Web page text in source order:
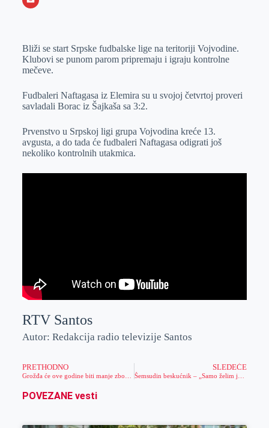
e
r
I
n
s
A
p
a
i
Bliži se start Srpske fudbalske lige na teritoriji Vojvodine.
Klubovi se punom parom pripremaju i igraju kontrolne
mečeve.
Fudbaleri Naftagasa iz Elemira su u svojoj četvrtoj proveri
savladali Borac iz Šajkaša sa 3:2.
Prvenstvo u Srpskoj ligi grupa Vojvodina kreće 13.
avgusta, a do tada će fudbaleri Naftagasa odigrati još
nekoliko kontrolnih utakmica.
RTV Santos
Autor: Redakcija radio televizije Santos
PRETHODNO SLEDEĆE
POVEZANE vesti